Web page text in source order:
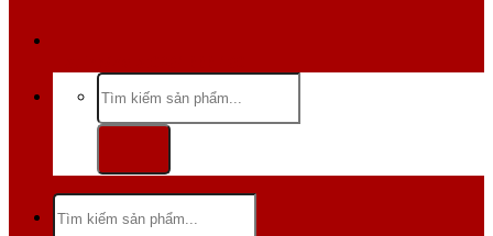
Tìm
kiếm:
Tìm
kiếm: